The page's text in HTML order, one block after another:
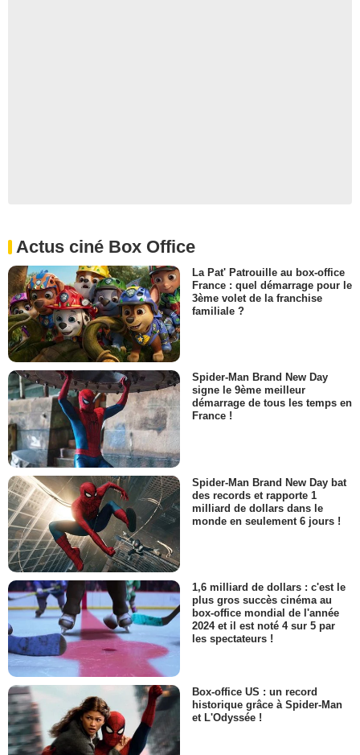
Actus ciné Box Office
La Pat' Patrouille au box-office
France : quel démarrage pour le
3ème volet de la franchise
familiale ?
Spider-Man Brand New Day
signe le 9ème meilleur
démarrage de tous les temps en
France !
Spider-Man Brand New Day bat
des records et rapporte 1
milliard de dollars dans le
monde en seulement 6 jours !
1,6 milliard de dollars : c'est le
plus gros succès cinéma au
box-office mondial de l'année
2024 et il est noté 4 sur 5 par
les spectateurs !
Box-office US : un record
historique grâce à Spider-Man
et L'Odyssée !